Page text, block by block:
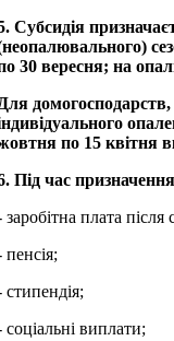
. Субсидія
30 вересня; на
Для
по 15 квітня
. Під час
заробітна плата
пенсія;
стипендія;
соціальні виплати;